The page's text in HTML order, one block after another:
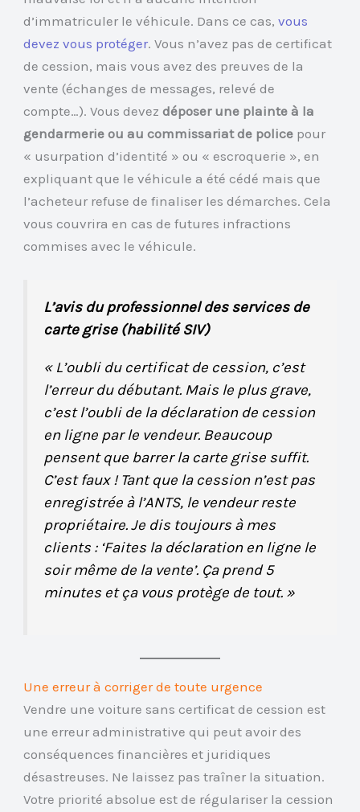
d’immatriculer le véhicule. Dans ce cas,vous
devez vous protéger. Vous n’avez pas de certificat
de cession, mais vous avez des preuves de la
vente (échanges de messages, relevé de
compte…). Vous devezdéposer une plainte à la
gendarmerie ou au commissariat de police pour
« usurpation d’identité » ou « escroquerie », en
expliquant que le véhicule a été cédé mais que
l’acheteur refuse de finaliser les démarches. Cela
vous couvrira en cas de futures infractions
commises avec le véhicule.
L’avis du professionnel des services de
carte grise (habilité SIV)
« L’oubli du certificat de cession, c’est
l’erreur du débutant. Mais le plus grave,
c’est l’oubli de la déclaration de cession
en ligne par le vendeur. Beaucoup
pensent que barrer la carte grise suffit.
C’est faux ! Tant que la cession n’est pas
enregistrée à l’ANTS, le vendeur reste
propriétaire. Je dis toujours à mes
clients : ‘Faites la déclaration en ligne le
soir même de la vente’. Ça prend 5
minutes et ça vous protège de tout. »
Une erreur à corriger de toute urgence
Vendre une voiture sans certificat de cession est
une erreur administrative qui peut avoir des
conséquences financières et juridiques
désastreuses. Ne laissez pas traîner la situation.
Votre priorité absolue est de régulariser la cession